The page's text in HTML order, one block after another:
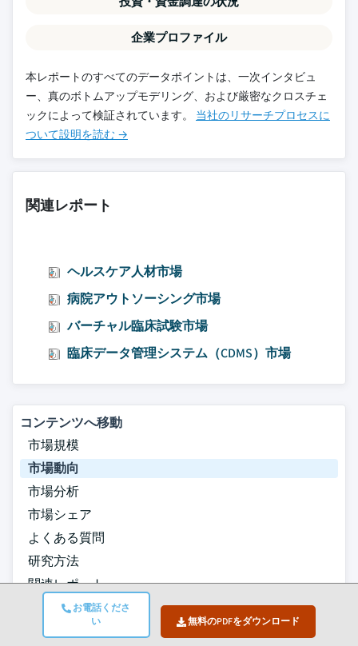
お電話くださ
い
無料のPDFをダウンロード
企業プロファイル
本レポートのすべてのデータポイントは、一次インタビュ
ー、真のボトムアップモデリング、および厳密なクロスチェ
ックによって検証されています。 当社のリサーチプロセスに
ついて設明を読む →
関連レポート
ヘルスケア人材市場
病院アウトソーシング市場
バーチャル臨床試験市場
臨床データ管理システム（CDMS）市場
コンテンツへ移動
市場規模
市場動向
市場分析
市場シェア
よくある質問
研究方法
関連レポート
無料のPDFをダウンロード